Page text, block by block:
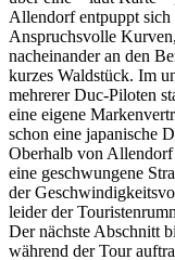
Allendorf entpuppt sich
Anspruchsvolle
nacheinander an den
kurzes Waldstück. Im
mehrerer Duc-Piloten
eine eigene
schon eine japanische
Oberhalb von Allendorf
eine geschwungene
der
leider der
Der nächste Abschnitt
während der Tour